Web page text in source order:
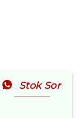
Stok Sor